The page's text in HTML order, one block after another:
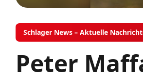
Schlager News – Aktuelle
Peter